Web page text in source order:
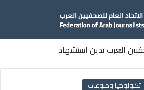
العرب يدين استشهاد
باستهداف إسرائيلي وسط قطاع غزة
تكنولوجيا ومنوعات